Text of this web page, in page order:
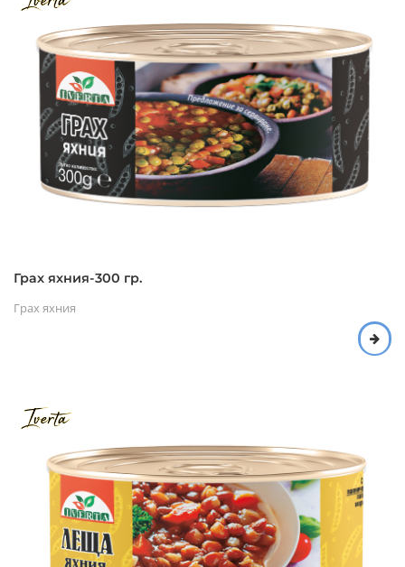
Грах яхния-300 гр.
Грах яхния